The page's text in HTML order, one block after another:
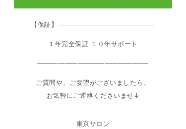
【保証】——————————————-
１年完全保証 １０年サポート
————————————————–
ご質問や、ご要望がございましたら、
お気軽にご連絡くださいませ↓
東京サロン